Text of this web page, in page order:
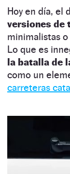
Hoy en día, el
versiones de
minimalistas
Lo que es
la batalla de
como un
carreteras